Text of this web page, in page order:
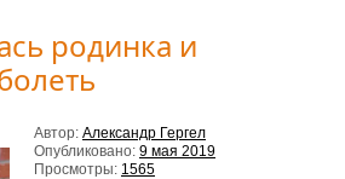
родинка и
Автор: Александр Гергел
Опубликовано: 9 мая 2019
Просмотры: 1565